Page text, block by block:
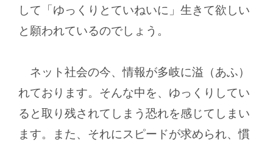
して「ゆっくりとていねいに」生きて欲しい
と願われているのでしょう。
ネット社会の今、情報が多岐に溢（あふ）
れております。そんな中を、ゆっくりしてい
ると取り残されてしまう恐れを感じてしまい
ます。また、それにスピードが求められ、慣